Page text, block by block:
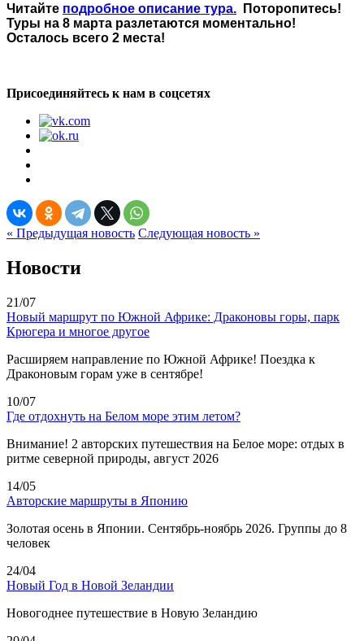
Читайте подробное описание тура. Поторопитесь!
Туры на 8 марта разлетаются моментально!
Осталось всего 2 места!
Присоединяйтесь к нам в соцсетях
« Предыдущая новость Следующая новость »
Новости
21/07
Новый маршрут по Южной Африке: Драконовы горы, парк
Крюгера и многое другое
Расширяем направление по Южной Африке! Поездка к
Драконовым горам уже в сентябре!
10/07
Где отдохнуть на Белом море этим летом?
Внимание! 2 авторских путешествия на Белое море: отдых в
ритме северной природы, август 2026
14/05
Авторские маршруты в Японию
Золотая осень в Японии. Сентябрь-ноябрь 2026. Группы до 8
человек
24/04
Новый Год в Новой Зеландии
Новогоднее путешествие в Новую Зеландию